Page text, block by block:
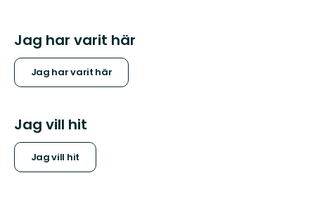
Jag har varit här
Jag har varit här
Jag vill hit
Jag vill hit